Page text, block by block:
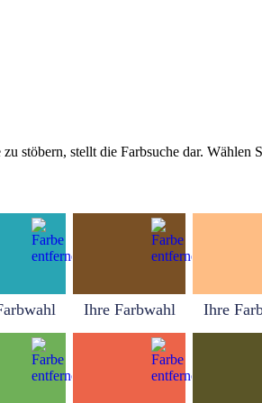
stöbern, stellt die Farbsuche dar.
Ihre Farbwahl Ihre